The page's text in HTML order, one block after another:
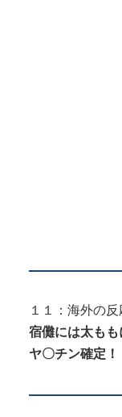
１１：海外の反
宿儺には太もも
ヤ〇チン確定！